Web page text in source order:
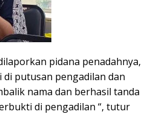
pidana penadahnya,
putusan pengadilan dan
nama dan berhasil tanda
di pengadilan “, tutur